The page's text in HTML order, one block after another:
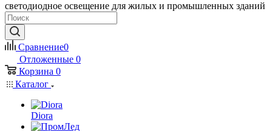
светодиодное освещение для жилых и промышленных зданий
Сравнение0
Отложенные 0
Корзина 0
Каталог
Diora